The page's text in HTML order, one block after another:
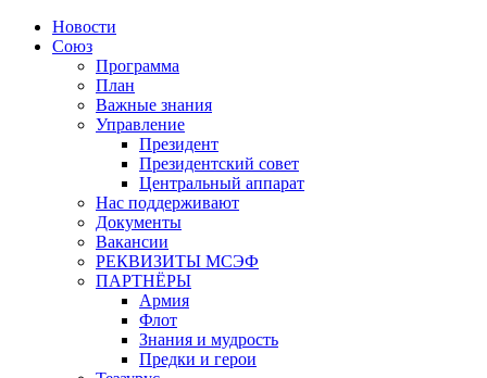
Новости
Союз
Программа
План
Важные знания
Управление
Президент
Президентский совет
Центральный аппарат
Нас поддерживают
Документы
Вакансии
РЕКВИЗИТЫ МСЭФ
ПАРТНЁРЫ
Армия
Флот
Знания и мудрость
Предки и герои